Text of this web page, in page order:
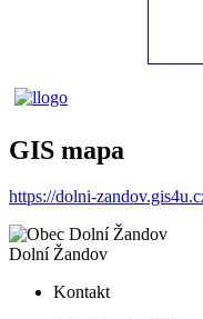
GIS mapa
https://dolni-
Dolní Žandov
Kontakt